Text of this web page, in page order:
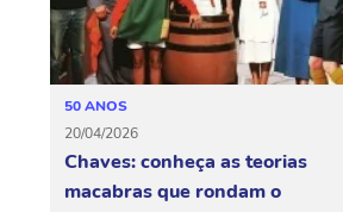
50 ANOS
20/04/2026
Chaves: conheça as teorias
macabras que rondam o